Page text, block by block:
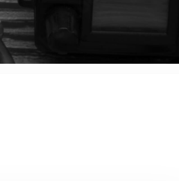
ポータブルワイヤレスアンプ